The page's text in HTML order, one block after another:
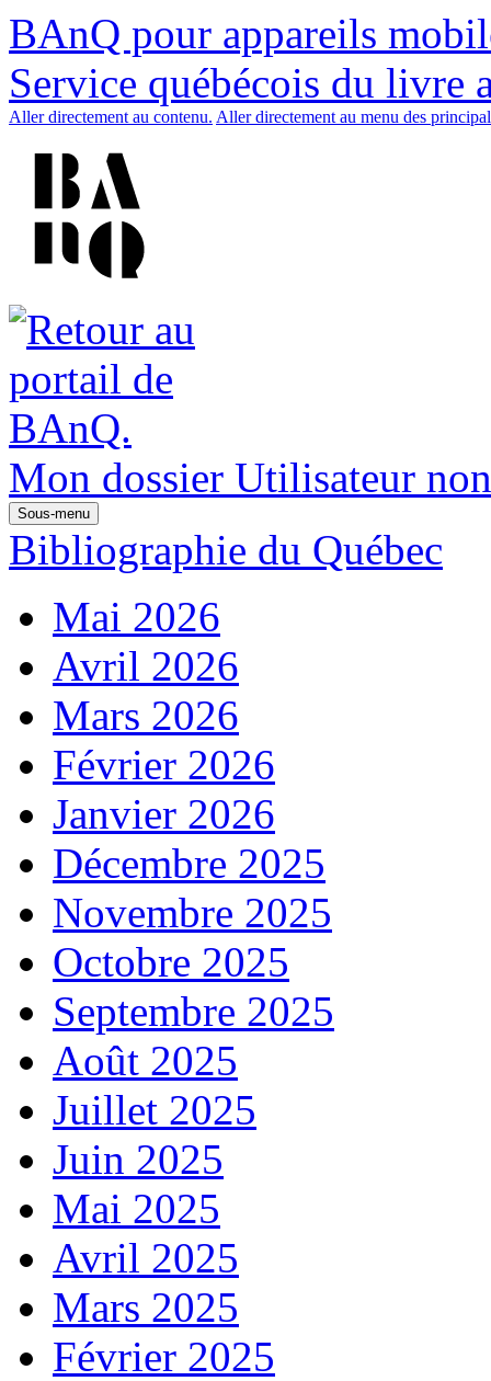
BAnQ pour appareils
Service québécois du livre
Aller directement au contenu. Aller directement au menu des
Mon dossier Utilisateur
Sous-menu
Bibliographie du Québec
Mai 2026
Avril 2026
Mars 2026
Février 2026
Janvier 2026
Décembre 2025
Novembre 2025
Octobre 2025
Septembre 2025
Août 2025
Juillet 2025
Juin 2025
Mai 2025
Avril 2025
Mars 2025
Février 2025